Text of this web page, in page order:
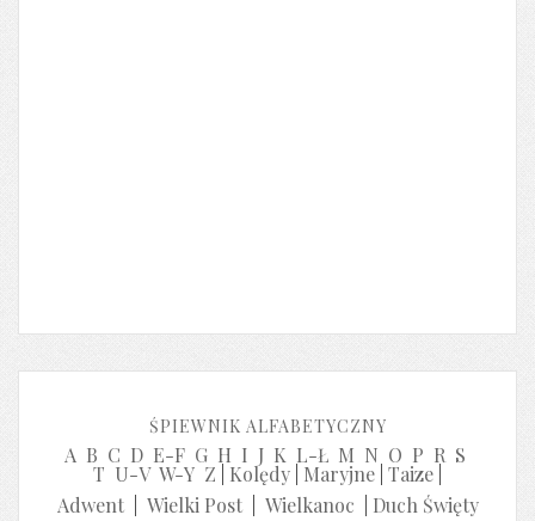
ŚPIEWNIK ALFABETYCZNY
A B C D E-F G H I J K L-Ł M N O P R S
T U-V W-Y Z Kolędy Maryjne Taize
Adwent| Wielki Post| Wielkanoc Duch Święty